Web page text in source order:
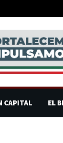
CAPITAL EL